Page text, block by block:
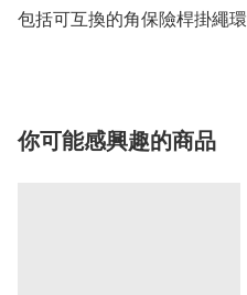
包括可互換的角保險桿掛繩環
你可能感興趣的商品